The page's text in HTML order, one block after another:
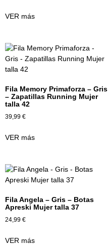
VER más
Fila Memory Primaforza – Gris
– Zapatillas Running Mujer
talla 42
39,99 €
VER más
Fila Angela – Gris – Botas
Apreski Mujer talla 37
24,99 €
VER más